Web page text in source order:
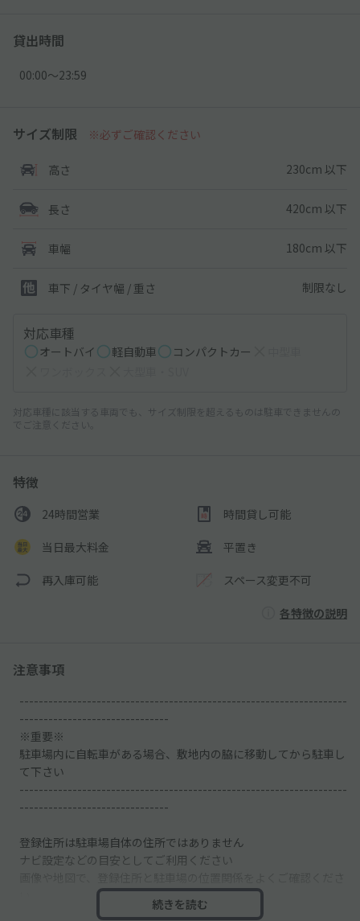
貸出時間
00:00〜23:59
サイズ制限 ※必ずご確認ください
高さ 230cm 以下
長さ 420cm 以下
車幅 180cm 以下
車下 / タイヤ幅 / 重さ 制限なし
対応車種
オートバイ 軽自動車 コンパクトカー
対応車種に該当する車両でも、サイズ制限を超えるものは駐車できませんの
でご注意ください。
特徴
24時間営業 時間貸し可能
当日最大料金 平置き
再入庫可能 スペース変更不可
各特徴の説明
注意事項
--------------------------------------------------------------------
-------------------------------
※重要※
駐車場内に自転車がある場合、敷地内の脇に移動してから駐車し
て下さい
--------------------------------------------------------------------
-------------------------------
登録住所は駐車場自体の住所ではありません
ナビ設定などの目安としてご利用ください
続きを読む